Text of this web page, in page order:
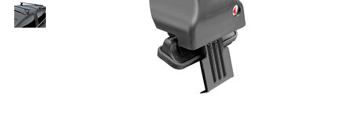
TOYOTA
VOLKSWAGEN (TOT VW PASSAT)
15 INCH
INFORMATIE OVER LAADKABELS
ACCULADER
PECH ONDERWEG
DAKKOFFER
INFORMATIE OVER DAKKOFFERS
REGELGEVING M.B.T. VERLICHTING
ADVIES BIJ DEFECTE VERLICHTING
CARAVANHOES
INFORMATIE OVER CARAVANHOEZEN
AANHANGWAGEN